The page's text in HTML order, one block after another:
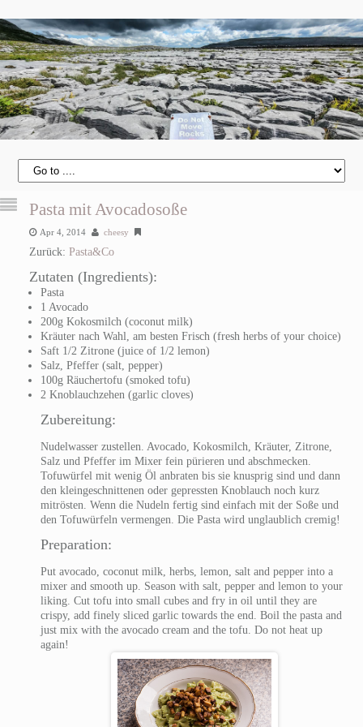
Pasta mit Avocadosoße
Apr 4, 2014 cheesy
Zurück: Pasta&Co
Zutaten (Ingredients):
Pasta
1 Avocado
200g Kokosmilch (coconut milk)
Kräuter nach Wahl, am besten Frisch (fresh herbs of your choice)
Saft 1/2 Zitrone (juice of 1/2 lemon)
Salz, Pfeffer (salt, pepper)
100g Räuchertofu (smoked tofu)
2 Knoblauchzehen (garlic cloves)
Zubereitung:
Nudelwasser zustellen. Avocado, Kokosmilch, Kräuter, Zitrone,
Salz und Pfeffer im Mixer fein pürieren und abschmecken.
Tofuwürfel mit wenig Öl anbraten bis sie knusprig sind und dann
den kleingeschnittenen oder gepressten Knoblauch noch kurz
mitrösten. Wenn die Nudeln fertig sind einfach mit der Soße und
den Tofuwürfeln vermengen. Die Pasta wird unglaublich cremig!
Preparation:
Put avocado, coconut milk, herbs, lemon, salt and pepper into a
mixer and smooth up. Season with salt, pepper and lemon to your
liking. Cut tofu into small cubes and fry in oil until they are
crispy, add finely sliced garlic towards the end. Boil the pasta and
just mix with the avocado cream and the tofu. Do not heat up
again!